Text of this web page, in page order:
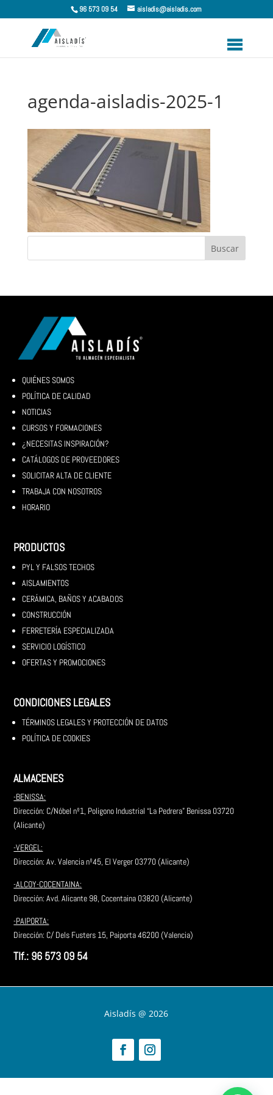
96 573 09 54 aisladis@aisladis.com
agenda-aisladis-2025-1
QUIÉNES SOMOS
POLÍTICA DE CALIDAD
NOTICIAS
CURSOS Y FORMACIONES
¿NECESITAS INSPIRACIÓN?
CATÁLOGOS DE PROVEEDORES
SOLICITAR ALTA DE CLIENTE
TRABAJA CON NOSOTROS
HORARIO
PRODUCTOS
PYL Y FALSOS TECHOS
AISLAMIENTOS
CERÁMICA, BAÑOS Y ACABADOS
CONSTRUCCIÓN
FERRETERÍA ESPECIALIZADA
SERVICIO LOGÍSTICO
OFERTAS Y PROMOCIONES
CONDICIONES LEGALES
TÉRMINOS LEGALES Y PROTECCIÓN DE DATOS
POLÍTICA DE COOKIES
ALMACENES
-BENISSA:
Dirección: C/Nóbel nº1, Poligono Industrial “La Pedrera” Benissa 03720
(Alicante)
-VERGEL:
Dirección: Av. Valencia nº45, El Verger 03770 (Alicante)
-ALCOY-COCENTAINA:
Dirección:Avd. Alicante 98, Cocentaina 03820 (Alicante)
-PAIPORTA:
Dirección: C/ Dels Fusters 15, Paiporta 46200 (Valencia)
Tlf.: 96 573 09 54
Aisladís @ 2026